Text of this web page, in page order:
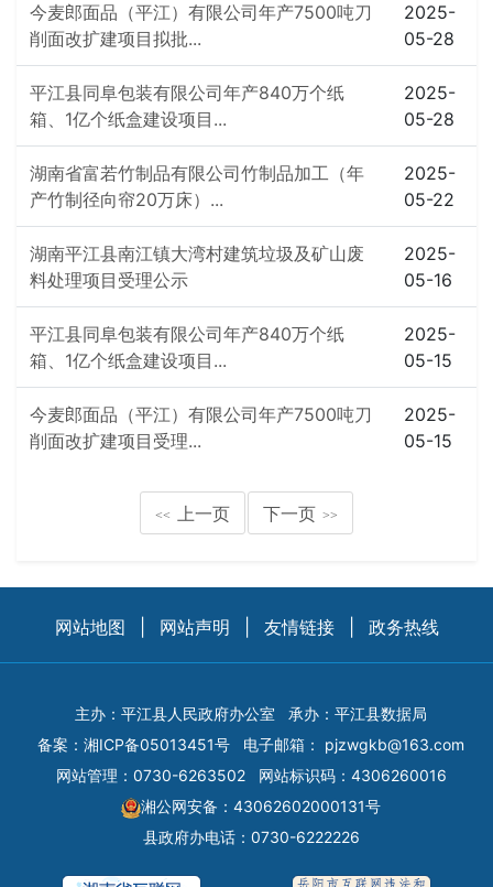
今麦郎面品（平江）有限公司年产7500吨刀
削面改扩建项目拟批...
2025-
05-28
平江县同阜包装有限公司年产840万个纸
箱、1亿个纸盒建设项目...
2025-
05-28
湖南省富若竹制品有限公司竹制品加工（年
产竹制径向帘20万床）...
2025-
05-22
湖南平江县南江镇大湾村建筑垃圾及矿山废
料处理项目受理公示
2025-
05-16
平江县同阜包装有限公司年产840万个纸
箱、1亿个纸盒建设项目...
2025-
05-15
今麦郎面品（平江）有限公司年产7500吨刀
削面改扩建项目受理...
2025-
05-15
<< 上一页 下一页 >>
网站地图 网站声明 友情链接 政务热线
主办：平江县人民政府办公室
承办：平江县数据局
备案： 湘ICP备05013451号 电子邮箱： pjzwgkb@163.com
网站管理：0730-6263502
网站标识码：4306260016
湘公网安备：43062602000131号
县政府办电话：0730-6222226